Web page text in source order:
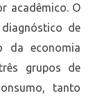
acadêmico. O
de
da economia
grupos de
tanto